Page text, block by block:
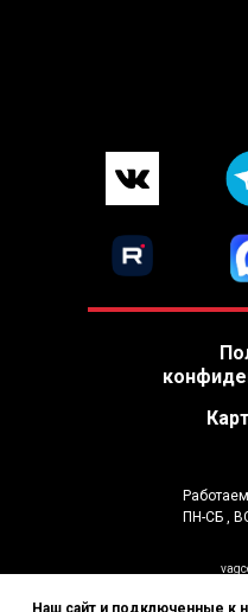
Москва,
ПН-СБ ,